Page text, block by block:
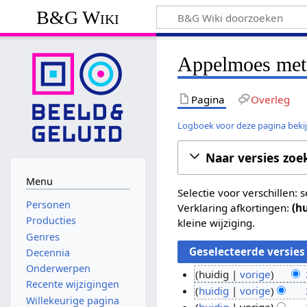
B&G Wiki
Appelmoes
Pagina Overleg
Logboek voor deze pagina
Naar versies
Selectie voor verschillen:
Verklaring afkortingen:
kleine wijziging.
2
huidig vorige
G
e
huidig vorige
Menu
Personen
Producties
Genres
Decennia
Onderwerpen
Recente wijzigingen
Willekeurige pagina